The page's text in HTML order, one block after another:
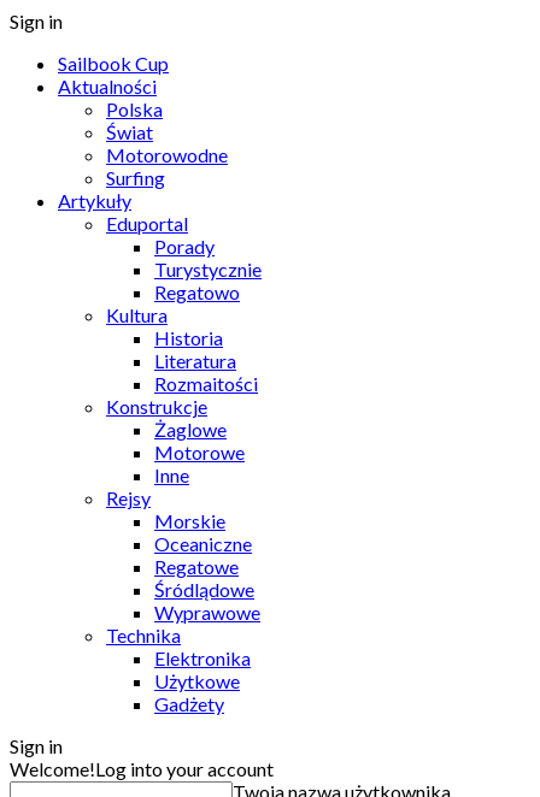
Sign in
Sailbook Cup
Aktualności
Polska
Świat
Motorowodne
Surfing
Artykuły
Eduportal
Porady
Turystycznie
Regatowo
Kultura
Historia
Literatura
Rozmaitości
Konstrukcje
Żaglowe
Motorowe
Inne
Rejsy
Morskie
Oceaniczne
Regatowe
Śródlądowe
Wyprawowe
Technika
Elektronika
Użytkowe
Gadżety
Sign in
Welcome!Log into your account
Twoja nazwa użytkownika